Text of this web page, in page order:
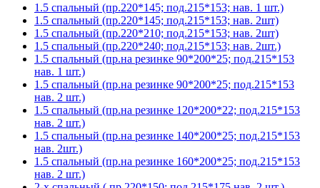
1.5 спальный (пр.220*145; под.215*153; нав. 1 шт.)
1.5 спальный (пр.220*145; под.215*153; нав. 2шт)
1.5 спальный (пр.220*210; под.215*153; нав. 2шт)
1.5 спальный (пр.220*240; под.215*153; нав. 2шт.)
1.5 спальный (пр.на резинке 90*200*25; под.215*153
нав. 1 шт.)
1.5 спальный (пр.на резинке 90*200*25; под.215*153
нав. 2 шт.)
1.5 спальный (пр.на резинке 120*200*22; под.215*153
нав. 2 шт.)
1.5 спальный (пр.на резинке 140*200*25; под.215*153
нав. 2шт.)
1.5 спальный (пр.на резинке 160*200*25; под.215*153
нав. 2 шт.)